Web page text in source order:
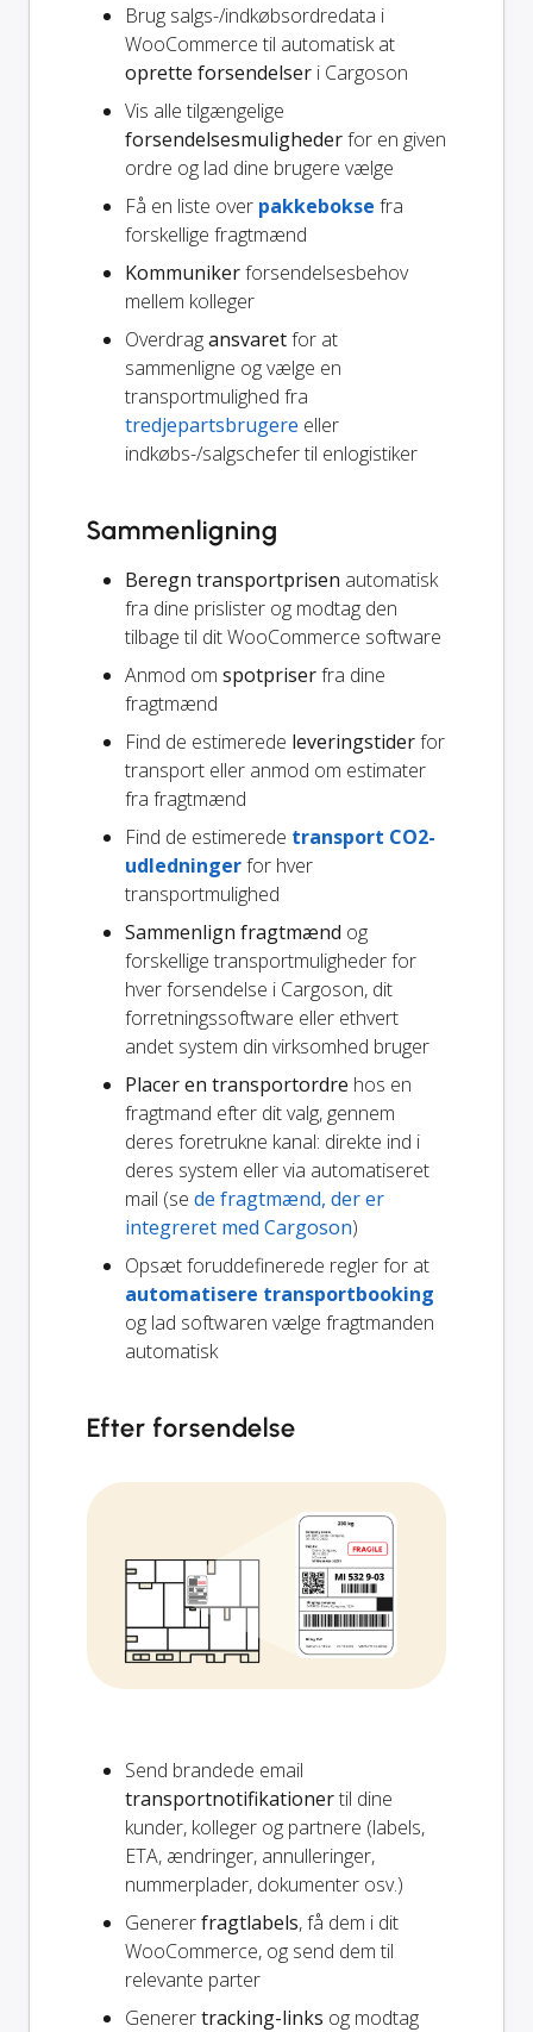
Brug salgs-/indkøbsordredata i
WooCommerce til automatisk at
oprette forsendelser i Cargoson
Vis alle tilgængelige
forsendelsesmulighederfor en given
ordre og lad dine brugere vælge
Få en liste over pakkebokse fra
forskellige fragtmænd
Kommunikerforsendelsesbehov
mellem kolleger
Overdragansvaretfor at
sammenligne og vælge en
transportmulighed fra
tredjepartsbrugere eller
indkøbs-/salgschefer til enlogistiker
Sammenligning
Beregn transportprisen automatisk
fra dine prislister og modtag den
tilbage til dit WooCommerce software
Anmod om spotpriserfra dine
fragtmænd
Find de estimerede leveringstiderfor
transport eller anmod om estimater
fra fragtmænd
Find de estimerede transport CO2-
udledningerfor hver
transportmulighed
Sammenlign fragtmænd og
forskellige transportmuligheder for
hver forsendelse i Cargoson, dit
forretningssoftware eller ethvert
andet system din virksomhed bruger
Placer en transportordre hos en
fragtmand efter dit valg, gennem
deres foretrukne kanal: direkte ind i
deres system eller via automatiseret
mail (se de fragtmænd, der er
integreret med Cargoson)
Opsæt foruddefinerede regler for at
automatisere transportbooking
og lad softwaren vælge fragtmanden
automatisk
Efter forsendelse
Send brandede email
transportnotifikationertil dine
kunder, kolleger og partnere (labels,
ETA, ændringer, annulleringer,
nummerplader, dokumenter osv.)
Genererfragtlabels, få dem i dit
WooCommerce, og send dem til
relevante parter
Generertracking-links og modtag